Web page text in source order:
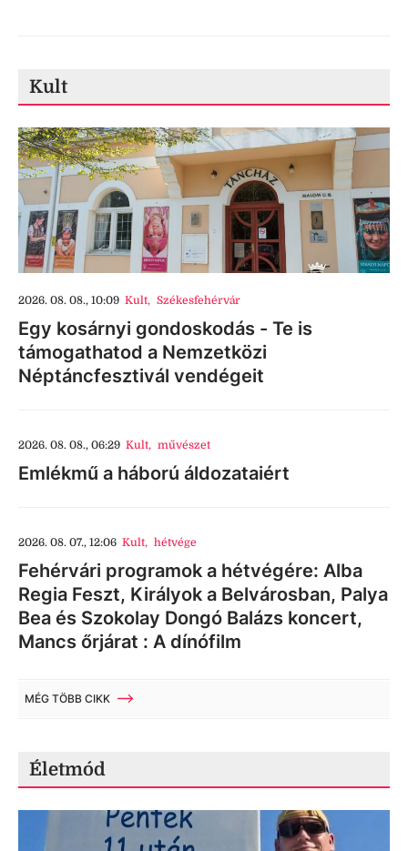
Kult
2026. 08. 08., 10:09 Kult, Székesfehérvár
Egy kosárnyi gondoskodás - Te is
támogathatod a Nemzetközi
Néptáncfesztivál vendégeit
2026. 08. 08., 06:29 Kult, művészet
Emlékmű a háború áldozataiért
2026. 08. 07., 12:06 Kult, hétvége
Fehérvári programok a hétvégére: Alba
Regia Feszt, Királyok a Belvárosban, Palya
Bea és Szokolay Dongó Balázs koncert,
Mancs őrjárat : A dínófilm
MÉG TÖBB CIKK
Életmód